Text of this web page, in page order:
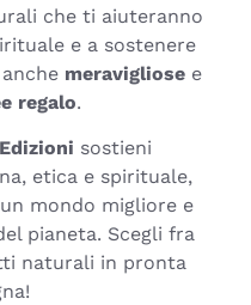
che ti aiuteranno
e a sostenere
meravigliose e
regalo.
sostieni
etica e spirituale,
mondo migliore e
pianeta. Scegli fra
naturali in pronta